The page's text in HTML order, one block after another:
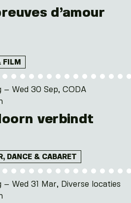
d’amour
FILM
– Wed 30 Sep, CODA
verbindt
DANCE & CABARET
– Wed 31 Mar, Diverse locaties